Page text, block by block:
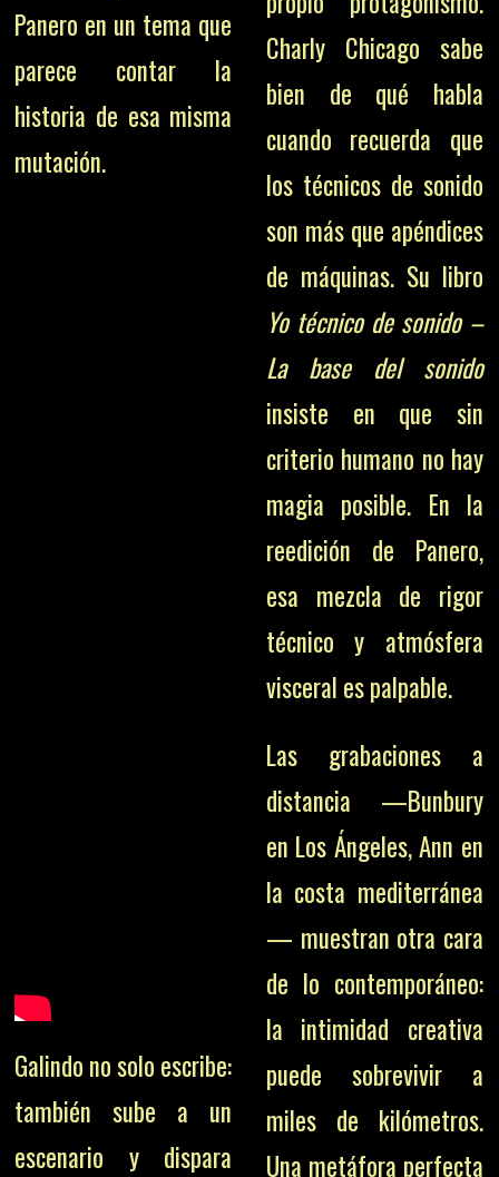
Panero en un tema que
parece contar la
historia de esa misma
mutación.
Galindo no solo escribe:
también sube a un
escenario y dispara
Charly Chicago sabe
bien de qué habla
cuando recuerda que
los técnicos de sonido
son más que apéndices
de máquinas. Su libro
Yo técnico de sonido –
La base del sonido
insiste en que sin
criterio humano no hay
magia posible. En la
reedición de Panero,
esa mezcla de rigor
técnico y atmósfera
visceral es palpable.
Las grabaciones a
distancia —Bunbury
en Los Ángeles, Ann en
la costa mediterránea
— muestran otra cara
de lo contemporáneo:
la intimidad creativa
puede sobrevivir a
miles de kilómetros.
Una metáfora perfecta